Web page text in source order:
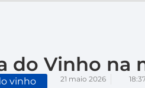
do Vinho na
vinho 21 maio 2026